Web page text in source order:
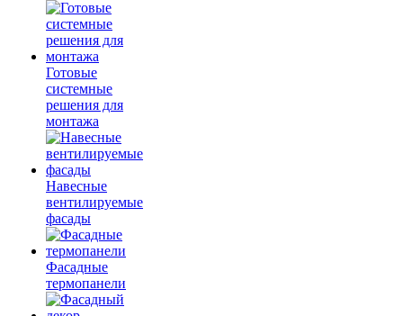
Готовые
системные
решения для
монтажа
Навесные
вентилируемые
фасады
Фасадные
термопанели